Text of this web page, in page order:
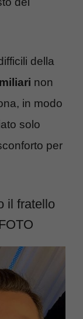
della
non
in modo
solo
per
il fratello